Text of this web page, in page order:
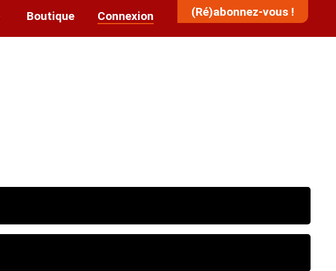
Boutique Connexion (Ré)abonnez-vous !
des règles concernant l'accessibilité